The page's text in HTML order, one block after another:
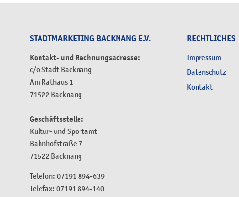
STADTMARKETING BACKNANG E.V.
Kontakt- und Rechnungsadresse:
c/o Stadt Backnang
Am Rathaus 1
71522 Backnang
Geschäftsstelle:
Kultur- und Sportamt
Bahnhofstraße 7
71522 Backnang
Telefon: 07191 894-639
Telefax: 07191 894-140
RECHTLICHES
Impressum
Datenschutz
Kontakt